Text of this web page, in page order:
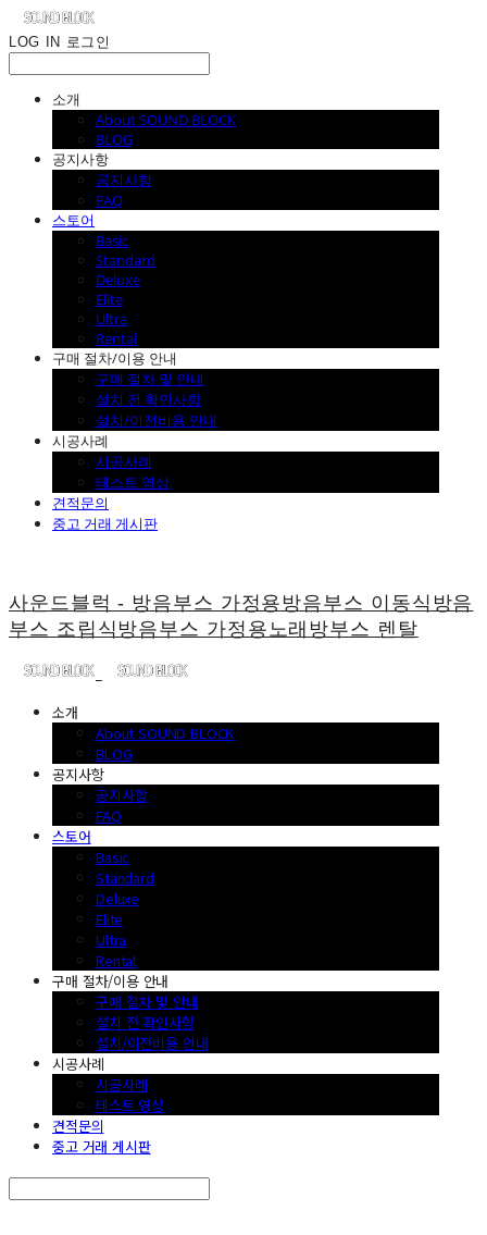
LOG IN 로그인
소개
About SOUND BLOCK
BLOG
공지사항
공지사항
FAQ
스토어
Basic
Standard
Deluxe
Elite
Ultra
Rental
구매 절차/이용 안내
구매 절차 및 안내
설치 전 확인사항
설치/이전비용 안내
시공사례
시공사례
테스트 영상
견적문의
중고 거래 게시판
사운드블럭 - 방음부스 가정용방음부스 이동식방음
부스 조립식방음부스 가정용노래방부스 렌탈
소개
About SOUND BLOCK
BLOG
공지사항
공지사항
FAQ
스토어
Basic
Standard
Deluxe
Elite
Ultra
Rental
구매 절차/이용 안내
구매 절차 및 안내
설치 전 확인사항
설치/이전비용 안내
시공사례
시공사례
테스트 영상
견적문의
중고 거래 게시판